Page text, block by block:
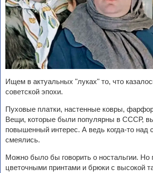
Ищем в актуальных "луках" то, что
советской эпохи.
Пуховые платки, настенные ковры,
Вещи, которые были популярны в СССР,
повышенный интерес. А ведь когда-то над
смеялись.
Можно было бы говорить о ностальгии. Но
цветочными принтами и брюки с высокой